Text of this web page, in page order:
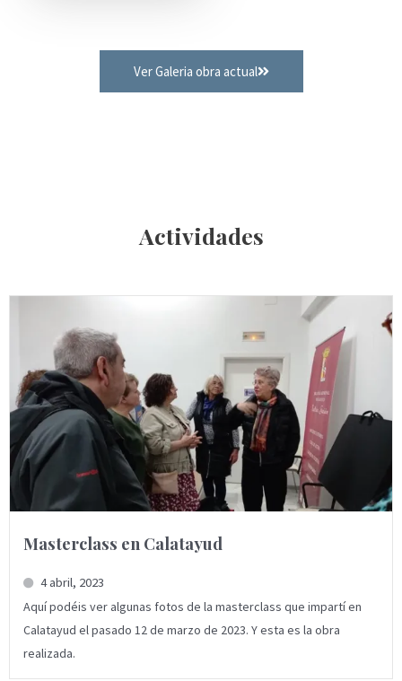
Ver Galeria obra actual
Actividades
Masterclass en Calatayud
4 abril, 2023
Aquí podéis ver algunas fotos de la masterclass que impartí en
Calatayud el pasado 12 de marzo de 2023. Y esta es la obra
realizada.